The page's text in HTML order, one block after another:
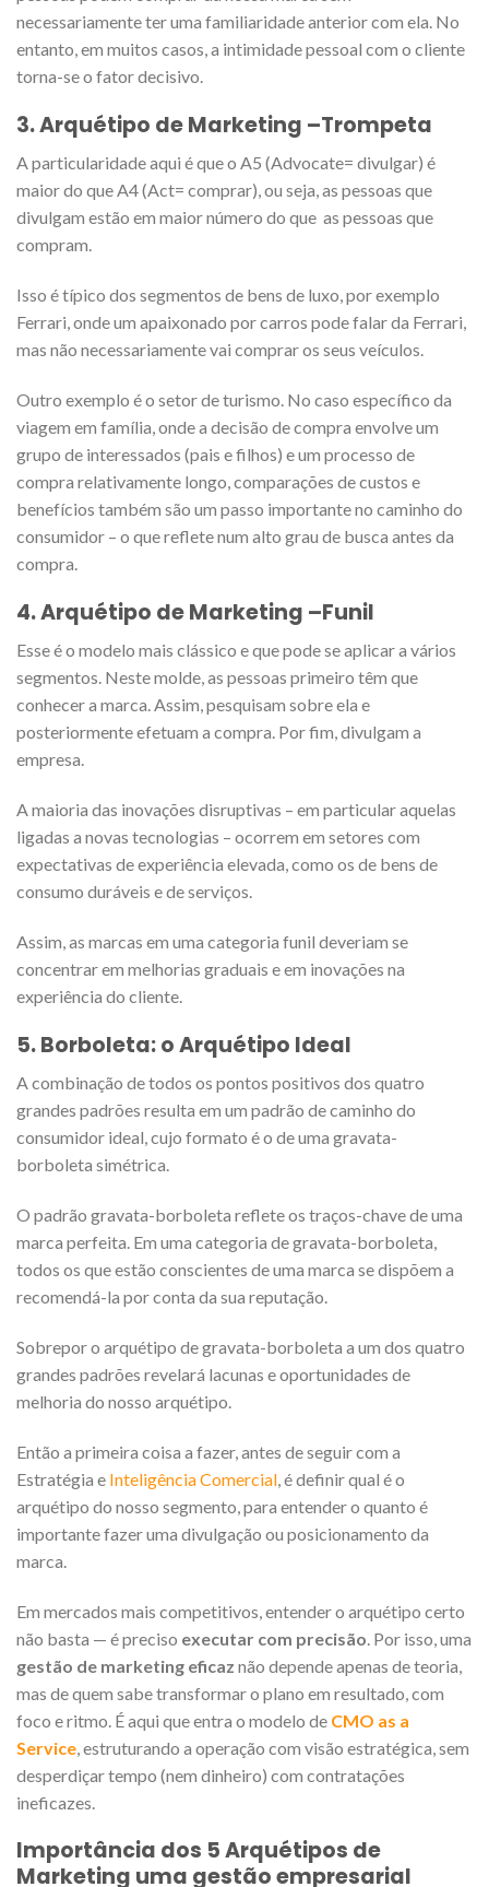
necessariamente ter uma familiaridade anterior com ela. No
entanto, em muitos casos, a intimidade pessoal com o cliente
torna-se o fator decisivo.
3. Arquétipo de Marketing –Trompeta
A particularidade aqui é que o A5 (Advocate= divulgar) é
maior do que A4 (Act= comprar), ou seja, as pessoas que
divulgam estão em maior número do que as pessoas que
compram.
Isso é típico dos segmentos de bens de luxo, por exemplo
Ferrari, onde um apaixonado por carros pode falar da Ferrari,
mas não necessariamente vai comprar os seus veículos.
Outro exemplo é o setor de turismo. No caso específico da
viagem em família, onde a decisão de compra envolve um
grupo de interessados (pais e filhos) e um processo de
compra relativamente longo, comparações de custos e
benefícios também são um passo importante no caminho do
consumidor – o que reflete num alto grau de busca antes da
compra.
4. Arquétipo de Marketing –Funil
Esse é o modelo mais clássico e que pode se aplicar a vários
segmentos. Neste molde, as pessoas primeiro têm que
conhecer a marca. Assim, pesquisam sobre ela e
posteriormente efetuam a compra. Por fim, divulgam a
empresa.
A maioria das inovações disruptivas – em particular aquelas
ligadas a novas tecnologias – ocorrem em setores com
expectativas de experiência elevada, como os de bens de
consumo duráveis e de serviços.
Assim, as marcas em uma categoria funil deveriam se
concentrar em melhorias graduais e em inovações na
experiência do cliente.
5.Borboleta: o Arquétipo Ideal
A combinação de todos os pontos positivos dos quatro
grandes padrões resulta em um padrão de caminho do
consumidor ideal, cujo formato é o de uma gravata-
borboleta simétrica.
O padrão gravata-borboleta reflete os traços-chave de uma
marca perfeita. Em uma categoria de gravata-borboleta,
todos os que estão conscientes de uma marca se dispõem a
recomendá-la por conta da sua reputação.
Sobrepor o arquétipo de gravata-borboleta a um dos quatro
grandes padrões revelará lacunas e oportunidades de
melhoria do nosso arquétipo.
Então a primeira coisa a fazer, antes de seguir com a
Estratégia e Inteligência Comercial, é definir qual é o
arquétipo do nosso segmento, para entender o quanto é
importante fazer uma divulgação ou posicionamento da
marca.
Em mercados mais competitivos, entender o arquétipo certo
não basta — é preciso executar com precisão . Por isso, uma
gestão de marketing eficaz não depende apenas de teoria,
mas de quem sabe transformar o plano em resultado, com
foco e ritmo. É aqui que entra o modelo de CMO as a
Service , estruturando a operação com visão estratégica, sem
desperdiçar tempo (nem dinheiro) com contratações
ineficazes.
Importância dos 5 Arquétipos de
Marketing uma gestão empresarial